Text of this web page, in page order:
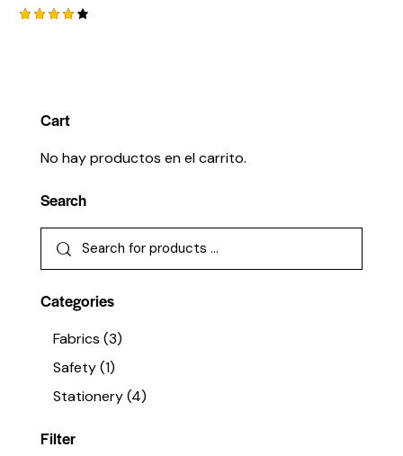
Cart
No hay productos en el carrito.
Search
Categories
Fabrics (3)
Safety (1)
Stationery (4)
Filter